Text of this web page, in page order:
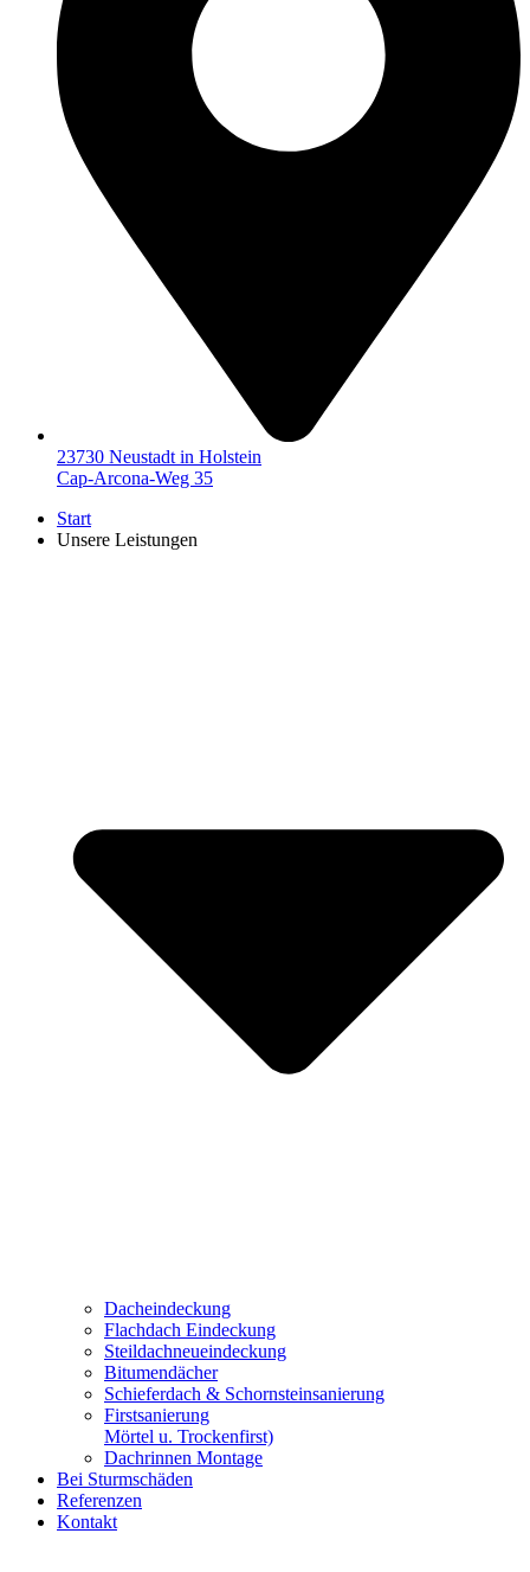
23730 Neustadt in Holstein
Cap-Arcona-Weg 35
Start
Unsere Leistungen
Dacheindeckung
Flachdach Eindeckung
Steildachneueindeckung
Bitumendächer
Schieferdach & Schornsteinsanierung
Firstsanierung
Mörtel u. Trockenfirst)
Dachrinnen Montage
Bei Sturmschäden
Referenzen
Kontakt